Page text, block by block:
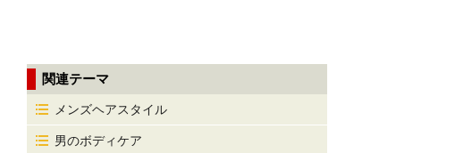
関連テーマ
メンズヘアスタイル
男のボディケア